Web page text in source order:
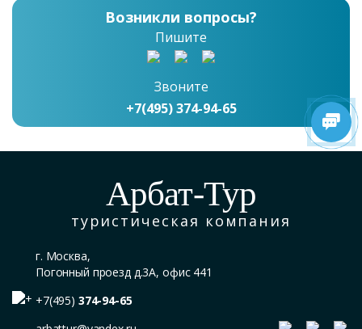
Возникли вопросы?
Пишите
Звоните
+7(495) 374-94-65
Арбат-Тур
туристическая компания
г. Москва,
Погонный проезд д.3А, офис 441
+7(495) 374-94-65